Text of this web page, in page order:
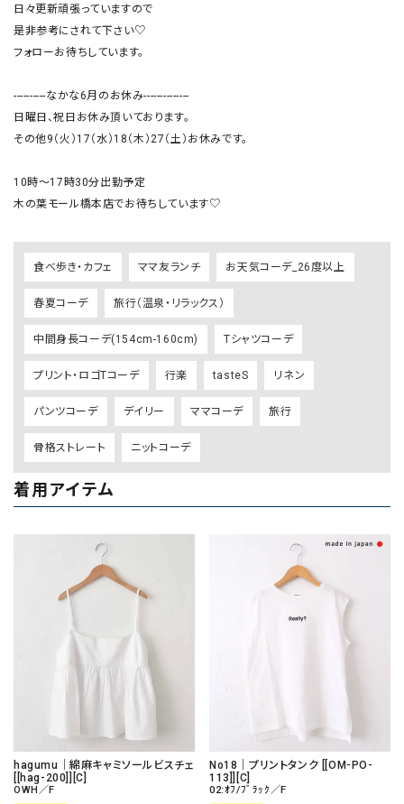
日々更新頑張っていますので
是非参考にされて下さい♡
フォローお待ちしています。
----------なかな6月のお休み--------------
日曜日、祝日お休み頂いております。
その他9（火）17（水）18（木）27（土）お休みです。
10時〜17時30分出勤予定
木の葉モール橋本店でお待ちしています♡
食べ歩き・カフェ ママ友ランチ お天気コーデ_26度以上
春夏コーデ 旅行（温泉・リラックス）
中間身長コーデ(154cm-160cm) Tシャツコーデ
プリント・ロゴTコーデ 行楽 tasteS リネン
パンツコーデ デイリー ママコーデ 旅行
骨格ストレート ニットコーデ
着用アイテム
hagumu｜綿麻キャミソールビスチェ
[[hag-200]][C]
OWH／F
No18｜プリントタンク [[OM-PO-
113]][C]
02:ｵﾌ/ﾌﾞﾗｯｸ／F